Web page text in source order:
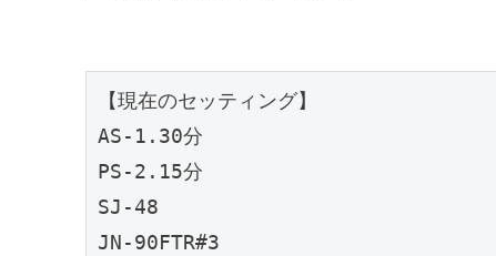
【現在のセッティング】
AS-1.30分
PS-2.15分
SJ-48
JN-90FTR#3